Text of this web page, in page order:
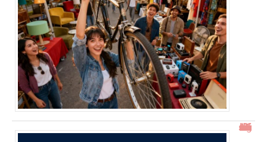
15h15 signification : découverte de l’heure miroir